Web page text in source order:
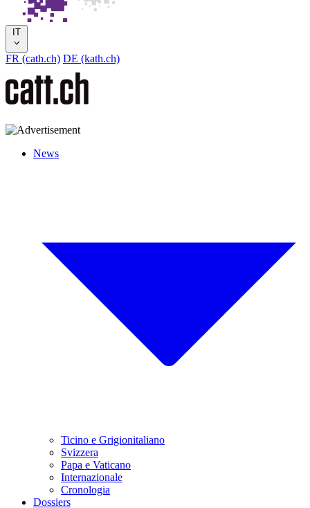
IT
FR (cath.ch) DE (kath.ch)
News
Ticino e Grigionitaliano
Svizzera
Papa e Vaticano
Internazionale
Cronologia
Dossiers